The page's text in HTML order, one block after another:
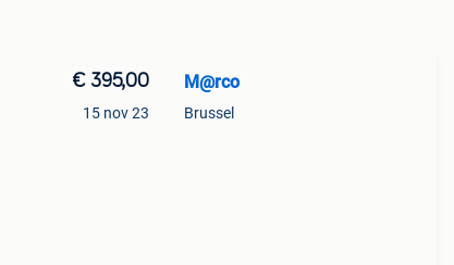
€ 395,00
15 nov 23
M@rco
Brussel